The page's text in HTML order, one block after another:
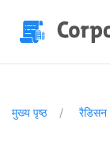
मुख्य पृष्ठ रैडिसन